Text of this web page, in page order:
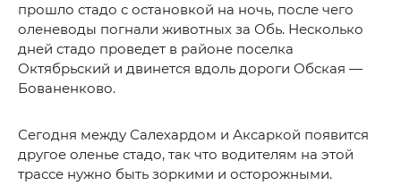
прошло стадо с остановкой на ночь, после чего
оленеводы погнали животных за Обь. Несколько
дней стадо проведет в районе поселка
Октябрьский и двинется вдоль дороги Обская —
Бованенково.
Сегодня между Салехардом и Аксаркой появится
другое оленье стадо, так что водителям на этой
трассе нужно быть зоркими и осторожными.